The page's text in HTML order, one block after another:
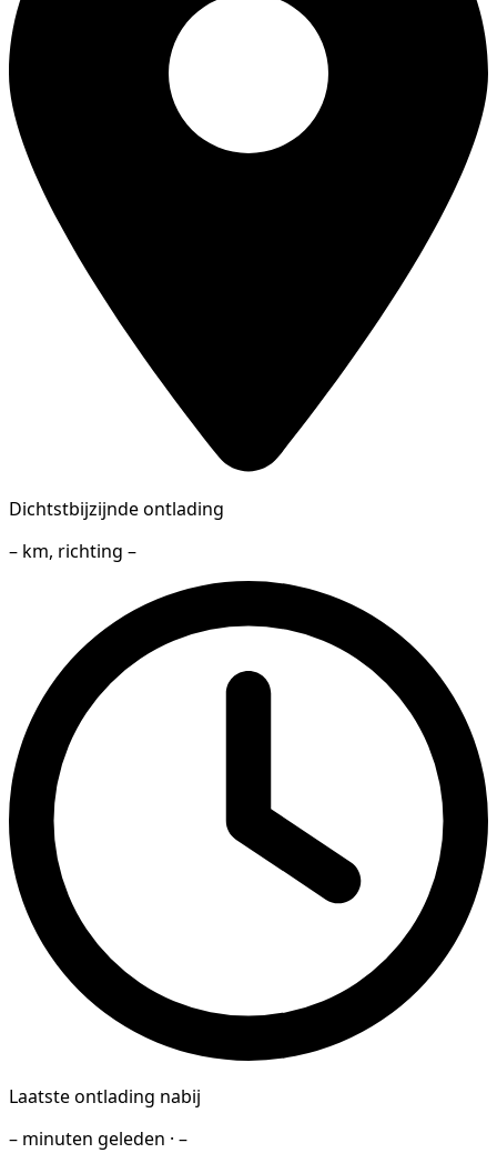
Dichtstbijzijnde ontlading
– km, richting –
Laatste ontlading nabij
– minuten geleden · –